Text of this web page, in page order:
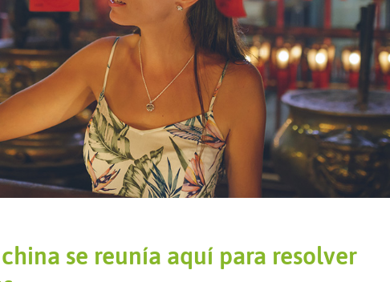
se reunía aquí para resolver